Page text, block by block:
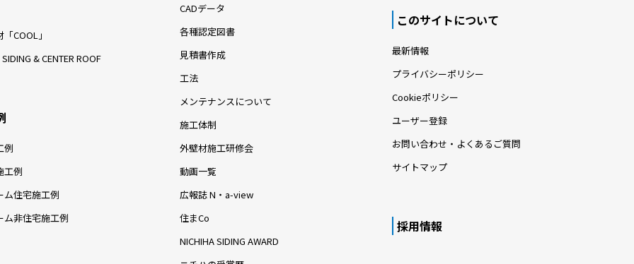
COOL」
SIDING & CENTER ROOF
例
工例
ム住宅施工例
ム非住宅施工例
CADデータ
各種認定図書
見積書作成
工法
メンテナンスについて
施工体制
外壁材施工研修会
動画一覧
広報誌 N・a-view
住まCo
NICHIHA SIDING AWARD
このサイトについて
最新情報
プライバシーポリシー
Cookieポリシー
ユーザー登録
お問い合わせ・よくあるご質問
サイトマップ
採用情報